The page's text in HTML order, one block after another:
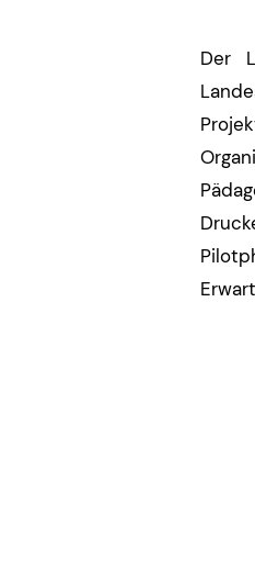
Der